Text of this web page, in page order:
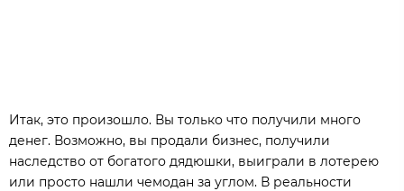
Итак, это произошло. Вы только что получили много
денег. Возможно, вы продали бизнес, получили
наследство от богатого дядюшки, выиграли в лотерею
или просто нашли чемодан за углом. В реальности